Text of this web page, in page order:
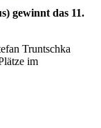
gewinnt das 11.
Truntschka
im